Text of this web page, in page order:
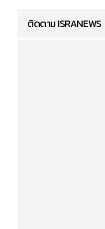
ติดตาม ISRANEWS